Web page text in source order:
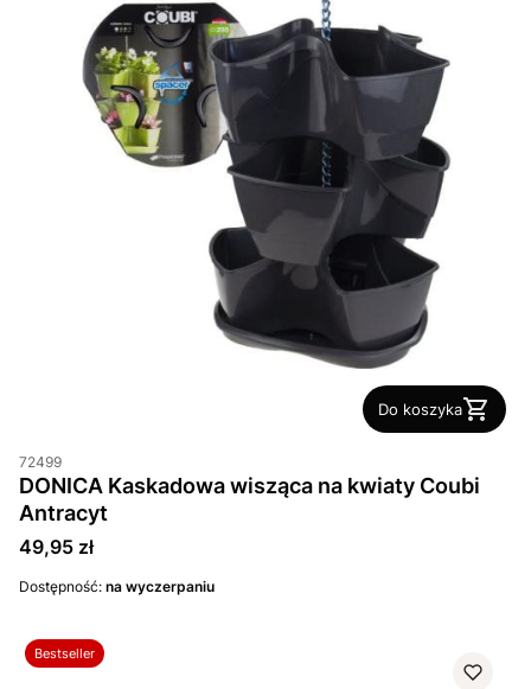
Do koszyka
72499
DONICA Kaskadowa wisząca na kwiaty Coubi
Antracyt
Cena
49,95 zł
Dostępność: na wyczerpaniu
Bestseller